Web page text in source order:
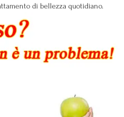
di bellezza quotidiano.